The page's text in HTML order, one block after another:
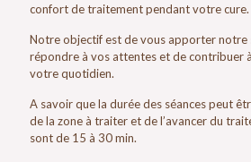
confort de traitement pendant votre cure.
Notre objectif est de vous apporter notre
répondre à vos attentes et de contribuer
votre quotidien.
A savoir que la durée des séances peut
de la zone à traiter et de l’avancer du
sont de 15 à 30 min.